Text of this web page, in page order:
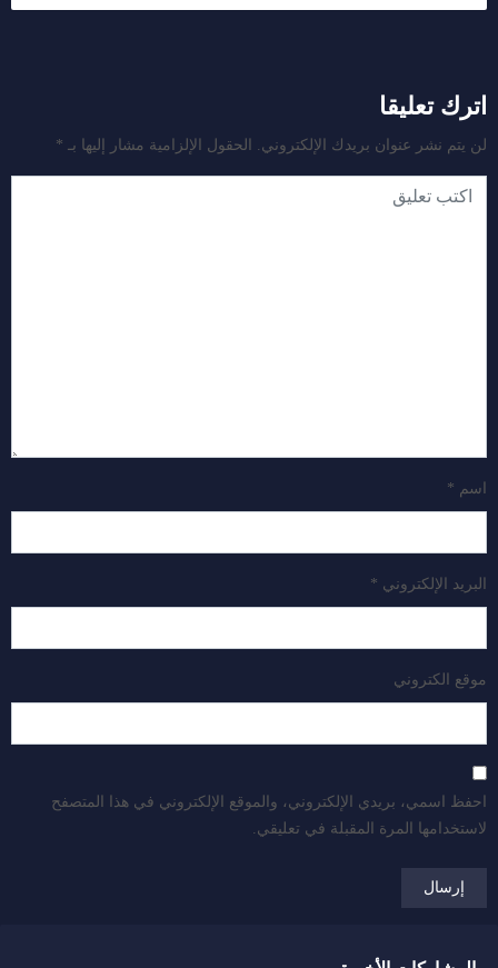
اترك تعليقا
لن يتم نشر عنوان بريدك الإلكتروني. الحقول الإلزامية مشار إليها بـ *
اسم *
البريد الإلكتروني *
موقع الكتروني
احفظ اسمي، بريدي الإلكتروني، والموقع الإلكتروني في هذا المتصفح
لاستخدامها المرة المقبلة في تعليقي.